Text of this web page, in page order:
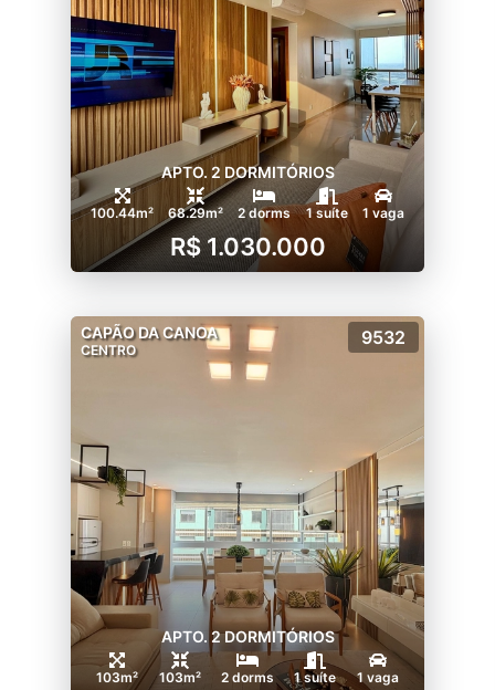
APTO. 2 DORMITÓRIOS
100.44m² 68.29m² 2 dorms 1 suíte 1 vaga
R$ 1.030.000
CAPÃO DA CANOA
CENTRO
9532
APTO. 2 DORMITÓRIOS
103m² 103m² 2 dorms 1 suíte 1 vaga